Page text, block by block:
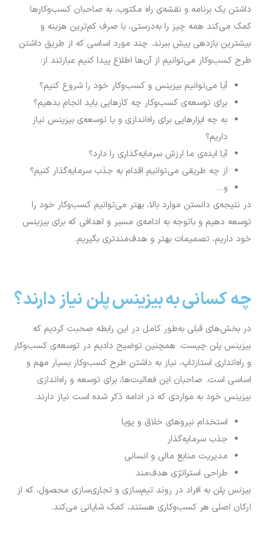
داشتن یک برنامه و نقشه‌ی راه مکتوب، به صاحبان کسب‌وکارها
کمک می‌کند همه چیز را به‌درستی، با صرف کم‌ترین هزینه و
بیشترین بازدهی پیش ببرند. چند مورد اساسی که از طریق داشتن
طرح کسب‌وکار می‌توانیم از آن‌ها اطلاع پیدا کنیم عبارتند از:
آیا می‌توانیم بیزینس و کسب‌وکار خود را شروع کنیم؟
برای توسعه‌ی کسب‌وکار چه کارهایی باید انجام بدهیم؟
به چه ابزارهایی برای راه‌اندازی و یا توسعه‌ی بیزینس‌ نیاز
داریم؟
آیا ایده‌ی ما ارزش سرمایه‌گذاری را دارد؟
از چه طریقی می‌توانیم اقدام به جذب سرمایه‌گذار کنیم؟
و…
در نتیجه‌ی دانستن موارد بالا، بهتر می‌توانیم کسب‌وکار خود را
توسعه دهیم و باتوجه به ادامه‌ی مسیر و اهدافی که برای بیزینس
خود داریم، تصمیمات بهتر و هدف‌مندتری بگیریم.
چه کسانی به بیزینس پلن نیاز دارند؟
در بخش‌های قبلی به‌طور کامل در این رابطه صحبت کردیم که
بیزینس پلن چیست. همچنین توضیح دادیم در توسعه‌‌ی کسب‌وکار
و راه‌انداری استارتاپ، نیاز به داشتن طرح کسب‌وکار بسیار مهم و
اساسی است. صاحبان این فعالیت‌ها، برای توسعه و راه‌اندازی
بیزینس خود به مواردی که در ادامه ذکر شده است نیاز دارند.
استخدام نیروهای خلاق و پویا
جذب سرمایه‌گذار
مدیریت منابع مالی و انسانی
طراحی استراتژی هدف‌مند
بیزنس پلن به افراد در روند تیم‌سازی و تجاری‌سازی محصول، که از
ارکان اصلی هر کسب‌وکاری هستند، کمک شایانی می‌کند.